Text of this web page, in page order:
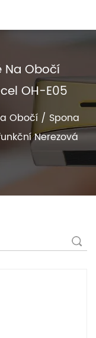
Na Obočí
OH-E05
Obočí / Spona
Nerezová